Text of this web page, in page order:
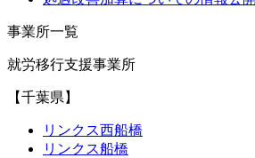
事業所一覧
就労移行支援事業所
【千葉県】
リンクス西船橋
リンクス船橋